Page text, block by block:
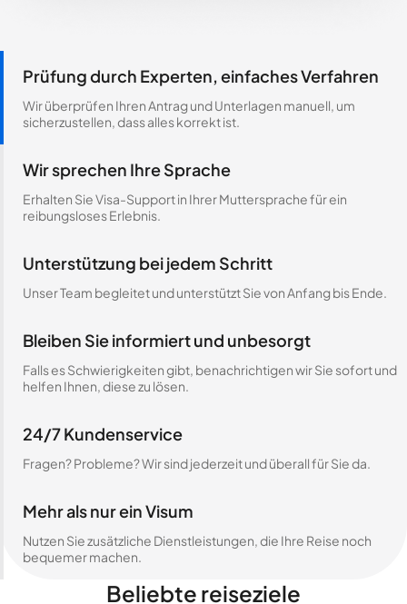
Prüfung durch Experten, einfaches Verfahren
Wir überprüfen Ihren Antrag und Unterlagen manuell, um
sicherzustellen, dass alles korrekt ist.
Wir sprechen Ihre Sprache
Erhalten Sie Visa-Support in Ihrer Muttersprache für ein
reibungsloses Erlebnis.
Unterstützung bei jedem Schritt
Unser Team begleitet und unterstützt Sie von Anfang bis Ende.
Bleiben Sie informiert und unbesorgt
Falls es Schwierigkeiten gibt, benachrichtigen wir Sie sofort und
helfen Ihnen, diese zu lösen.
24/7 Kundenservice
Fragen? Probleme? Wir sind jederzeit und überall für Sie da.
Mehr als nur ein Visum
Nutzen Sie zusätzliche Dienstleistungen, die Ihre Reise noch
bequemer machen.
Beliebte reiseziele